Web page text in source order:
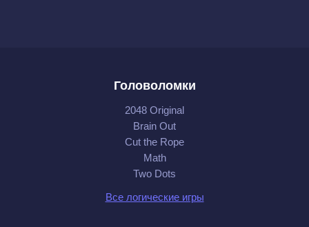
Головоломки
2048 Original
Brain Out
Cut the Rope
Math
Two Dots
Все логические игры